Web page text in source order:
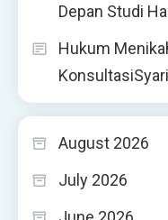
Depan Studi
Hukum
August 2026
July 2026